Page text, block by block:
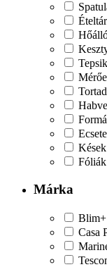
Kések
Márka
Blim+
Casa